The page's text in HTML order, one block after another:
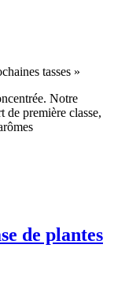
tasses »
Notre
de première classe,
de plantes